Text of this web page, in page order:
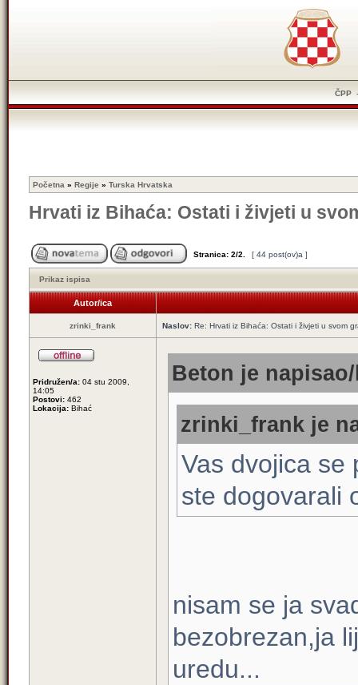
ČPP
Početna » Regije » Turska Hrvatska
Hrvati iz Bihaća: Ostati i živjeti u
Stranica: 2/2 [ 44 post(ov)a ]
Prikaz ispisa
Autor/ica
zrinki_frank Naslov: Re: Hrvati iz Bihaća: Ostati i živjeti u svom
Pridružen/a: 04 stu 2009,
14:05
Postovi: 462
Lokacija: Bihać
Beton je
zrinki_frank je
Vas dvojica se
ste dogovarali
nisam se ja
bezobrezan,ja
uredu...